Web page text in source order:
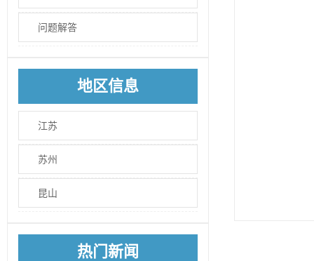
问题解答
地区信息
江苏
苏州
昆山
热门新闻